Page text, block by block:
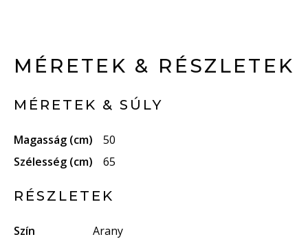
MÉRETEK & RÉSZLETEK
MÉRETEK & SÚLY
Magasság (cm)
50
Szélesség (cm)
65
RÉSZLETEK
Szín
Arany